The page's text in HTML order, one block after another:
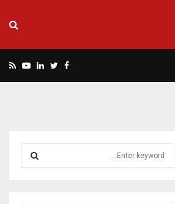
Facebook
Twitter
Linkedin